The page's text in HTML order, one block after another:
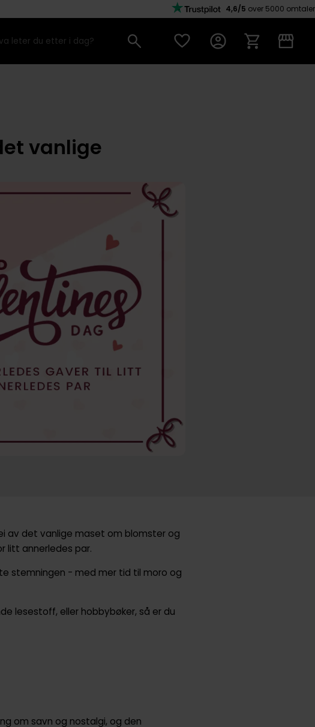
4,6/5 over 5000 omtaler
vanlige
av det vanlige maset om blomster og
litt annerledes par.
stemningen - med mer tid til moro og
lesestoff, eller hobbybøker, så er du
om savn og nostalgi, og den